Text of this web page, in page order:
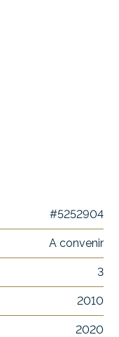
#5252904
A convenir
3
2010
2020